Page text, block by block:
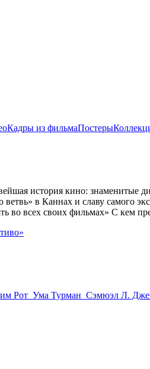
Кадры из фильмaПостеры
история кино: знаменитые
в Каннах и славу самого
во всех своих фильмах» С кем
Рот Ума Турман Сэмюэл Л.